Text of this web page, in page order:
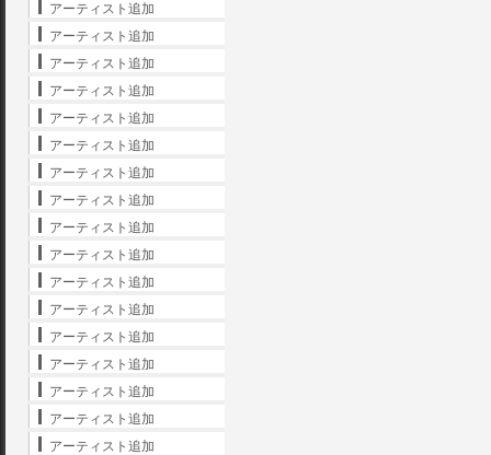
アーティスト追加
アーティスト追加
アーティスト追加
アーティスト追加
アーティスト追加
アーティスト追加
アーティスト追加
アーティスト追加
アーティスト追加
アーティスト追加
アーティスト追加
アーティスト追加
アーティスト追加
アーティスト追加
アーティスト追加
アーティスト追加
アーティスト追加